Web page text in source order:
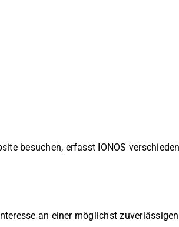
besuchen, erfasst IONOS
an einer möglichst